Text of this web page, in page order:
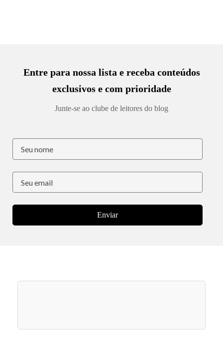
Entre para nossa lista e receba conteúdos
exclusivos e com prioridade
Junte-se ao clube de leitores do blog
Enviar